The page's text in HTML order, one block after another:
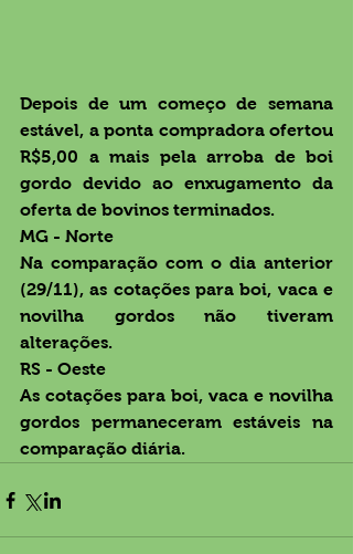
Depois de um começo de semana
estável, a ponta compradora ofertou
R$5,00 a mais pela arroba de boi
gordo devido ao enxugamento da
oferta de bovinos terminados.
MG - Norte
Na comparação com o dia anterior
(29/11), as cotações para boi, vaca e
novilha gordos não tiveram
alterações.
RS - Oeste
As cotações para boi, vaca e novilha
gordos permaneceram estáveis na
comparação diária.